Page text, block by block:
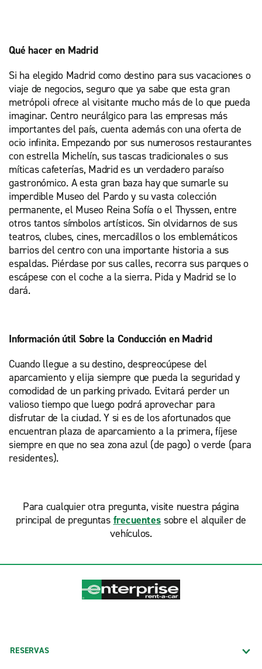
Qué hacer en Madrid
Si ha elegido Madrid como destino para sus vacaciones o
viaje de negocios, seguro que ya sabe que esta gran
metrópoli ofrece al visitante mucho más de lo que pueda
imaginar. Centro neurálgico para las empresas más
importantes del país, cuenta además con una oferta de
ocio infinita. Empezando por sus numerosos restaurantes
con estrella Michelín, sus tascas tradicionales o sus
míticas cafeterías, Madrid es un verdadero paraíso
gastronómico. A esta gran baza hay que sumarle su
imperdible Museo del Pardo y su vasta colección
permanente, el Museo Reina Sofía o el Thyssen, entre
otros tantos símbolos artísticos. Sin olvidarnos de sus
teatros, clubes, cines, mercadillos o los emblemáticos
barrios del centro con una importante historia a sus
espaldas. Piérdase por sus calles, recorra sus parques o
escápese con el coche a la sierra. Pida y Madrid se lo
dará.
Información útil Sobre la Conducción en Madrid
Cuando llegue a su destino, despreocúpese del
aparcamiento y elija siempre que pueda la seguridad y
comodidad de un parking privado. Evitará perder un
valioso tiempo que luego podrá aprovechar para
disfrutar de la ciudad. Y si es de los afortunados que
encuentran plaza de aparcamiento a la primera, fíjese
siempre en que no sea zona azul (de pago) o verde (para
residentes).
Para cualquier otra pregunta, visite nuestra página
principal de preguntas frecuentes sobre el alquiler de
vehículos.
RESERVAS